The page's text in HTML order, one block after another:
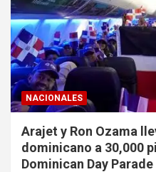
NACIONALES
Arajet y Ron Ozama
dominicano a 30,000
Dominican Day Parade